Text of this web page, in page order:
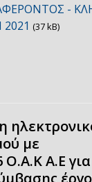
-
(37 kB)
με
Ο.Α.Κ Α.Ε για